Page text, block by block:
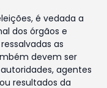
é vedada a
dos órgãos e
as
devem ser
agentes
resultados da